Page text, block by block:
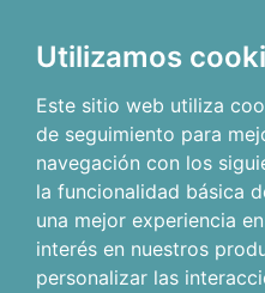
Utilizamos
Este sitio web utiliza
de seguimiento para
navegación con los
la funcionalidad básica
una mejor experiencia
interés en nuestros
personalizar las